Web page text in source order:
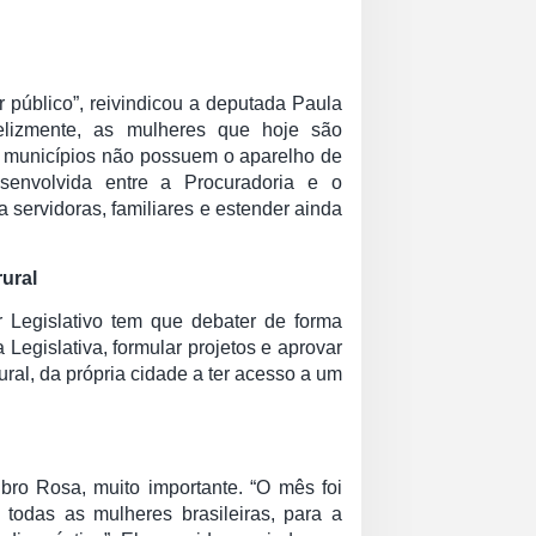
reivindicou a deputada Paula
as mulheres que hoje são
não possuem o aparelho de
entre a Procuradoria e o
servidoras, familiares e estender ainda
tem que debater de forma
formular projetos e aprovar
da própria cidade a ter acesso a um
Rosa, muito importante. “O mês foi
as mulheres brasileiras, para a